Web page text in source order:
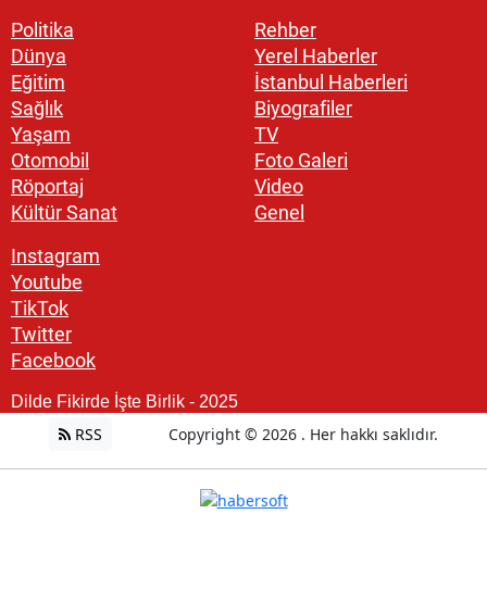
Politika
Dünya
Eğitim
Sağlık
Yaşam
Otomobil
Röportaj
Kültür Sanat
Rehber
Yerel Haberler
İstanbul Haberleri
Biyografiler
TV
Foto Galeri
Video
Genel
Instagram
Youtube
TikTok
Twitter
Facebook
Dilde Fikirde İşte Birlik - 2025
RSS Copyright © 2026 . Her hakkı saklıdır.